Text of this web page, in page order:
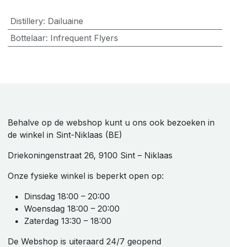
Distillery: Dailuaine
Bottelaar: Infrequent Flyers
Behalve op de webshop kunt u ons ook bezoeken in
de winkel in Sint-Niklaas (BE)
Driekoningenstraat 26, 9100 Sint – Niklaas
Onze fysieke winkel is beperkt open op:
Dinsdag 18:00 – 20:00
Woensdag 18:00 – 20:00
Zaterdag 13:30 – 18:00
De Webshop is uiteraard 24/7 geopend